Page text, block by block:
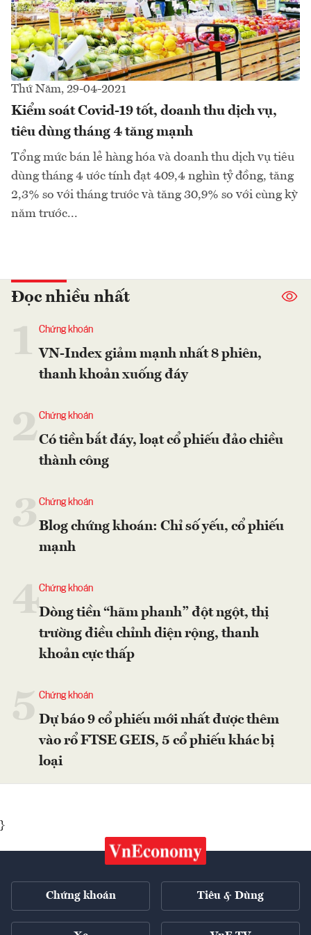
Thứ Năm, 29-04-2021
Kiểm soát Covid-19 tốt, doanh thu dịch vụ,
tiêu dùng tháng 4 tăng mạnh
Tổng mức bán lẻ hàng hóa và doanh thu dịch vụ tiêu
dùng tháng 4 ước tính đạt 409,4 nghìn tỷ đồng, tăng
2,3% so với tháng trước và tăng 30,9% so với cùng kỳ
năm trước...
Đọc nhiều nhất
Chứng khoán
VN-Index giảm mạnh nhất 8 phiên,
thanh khoản xuống đáy
2Chứng khoán
Có tiền bắt đáy, loạt cổ phiếu đảo chiều
thành công
Chứng khoán
Blog chứng khoán: Chỉ số yếu, cổ phiếu
mạnh
4Chứng khoán
Dòng tiền “hãm phanh” đột ngột, thị
trường điều chỉnh diện rộng, thanh
khoản cực thấp
Chứng khoán
Dự báo 9 cổ phiếu mới nhất được thêm
vào rổ FTSE GEIS, 5 cổ phiếu khác bị
loại
}
Chứng khoán Tiêu & Dùng